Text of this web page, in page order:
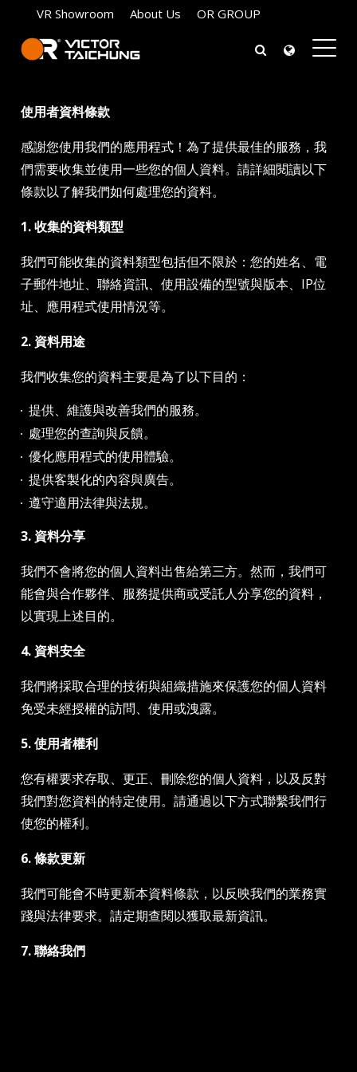
VR Showroom About Us OR GROUP
使用者資料條款
感謝您使用我們的應用程式！為了提供最佳的服務，我
們需要收集並使用一些您的個人資料。請詳細閱讀以下
條款以了解我們如何處理您的資料。
1. 收集的資料類型
我們可能收集的資料類型包括但不限於：您的姓名、電
子郵件地址、聯絡資訊、使用設備的型號與版本、IP位
址、應用程式使用情況等。
2. 資料用途
我們收集您的資料主要是為了以下目的：
提供、維護與改善我們的服務。
處理您的查詢與反饋。
優化應用程式的使用體驗。
提供客製化的內容與廣告。
遵守適用法律與法規。
3. 資料分享
我們不會將您的個人資料出售給第三方。然而，我們可
能會與合作夥伴、服務提供商或受託人分享您的資料，
以實現上述目的。
4. 資料安全
我們將採取合理的技術與組織措施來保護您的個人資料
免受未經授權的訪問、使用或洩露。
5. 使用者權利
您有權要求存取、更正、刪除您的個人資料，以及反對
我們對您資料的特定使用。請通過以下方式聯繫我們行
使您的權利。
6. 條款更新
我們可能會不時更新本資料條款，以反映我們的業務實
踐與法律要求。請定期查閱以獲取最新資訊。
7. 聯絡我們